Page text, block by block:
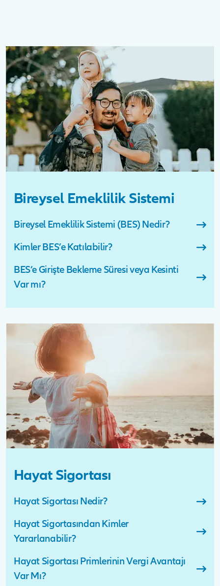
Bireysel Emeklilik Sistemi
Bireysel Emeklilik Sistemi (BES) Nedir?
Kimler BES’e Katılabilir?
BES’e Girişte Bekleme Süresi veya Kesinti
Var mı?
Hayat Sigortası
Hayat Sigortası Nedir?
Hayat Sigortasından Kimler
Yararlanabilir?
Hayat Sigortası Primlerinin Vergi Avantajı
Var Mı?